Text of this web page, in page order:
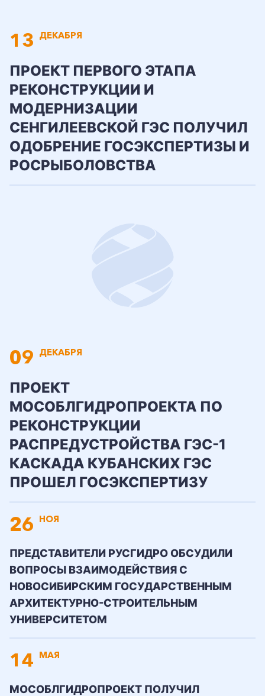
13 ДЕКАБРЯ
ПРОЕКТ ПЕРВОГО ЭТАПА
РЕКОНСТРУКЦИИ И
МОДЕРНИЗАЦИИ
СЕНГИЛЕЕВСКОЙ ГЭС ПОЛУЧИЛ
ОДОБРЕНИЕ ГОСЭКСПЕРТИЗЫ И
РОСРЫБОЛОВСТВА
09 ДЕКАБРЯ
ПРОЕКТ
МОСОБЛГИДРОПРОЕКТА ПО
РЕКОНСТРУКЦИИ
РАСПРЕДУСТРОЙСТВА ГЭС-1
КАСКАДА КУБАНСКИХ ГЭС
ПРОШЕЛ ГОСЭКСПЕРТИЗУ
26 НОЯ
ПРЕДСТАВИТЕЛИ РУСГИДРО ОБСУДИЛИ
ВОПРОСЫ ВЗАИМОДЕЙСТВИЯ С
НОВОСИБИРСКИМ ГОСУДАРСТВЕННЫМ
АРХИТЕКТУРНО-СТРОИТЕЛЬНЫМ
УНИВЕРСИТЕТОМ
14 МАЯ
МОСОБЛГИДРОПРОЕКТ ПОЛУЧИЛ